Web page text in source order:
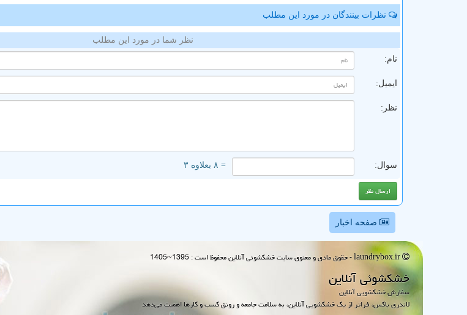
نظرات بینندگان در مورد این مطلب
نظر شما در مورد این مطلب
نام:
ایمیل:
نظر:
سوال: = ۸ بعلاوه ۳
صفحه اخبار
laundrybox.ir - حقوق مادی و معنوی سایت خشكشوئی آنلاین محفوظ است : 1395~1405
خشكشوئی آنلاین
سفارش خشکشویی آنلاین
لاندری باکس، فراتر از یک خشکشویی آنلاین، به سلامت جامعه و رونق کسب و کارها اهمیت می‌دهد